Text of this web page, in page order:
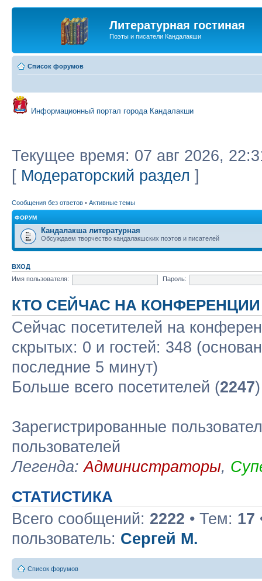
Литературная гостиная
Поэты и писатели Кандалакши
Список форумов
Информационный портал города Кандалакши
Текущее время: 07 авг 2026,
[ Модераторский раздел ]
Сообщения без ответов • Активные темы
ФОРУМ
Кандалакша литературная
Обсуждаем творчество кандалакшских поэтов и писателей
ВХОД
Имя пользователя:
Пароль:
КТО СЕЙЧАС НА КОНФЕРЕНЦИИ
Сейчас посетителей на
скрытых: 0 и гостей: 348
последние 5 минут)
Больше всего посетителей (2247
Зарегистрированные
пользователей
Легенда:Администраторы,
СТАТИСТИКА
Всего сообщений: 2222 • Тем: 17
пользователь: Сергей М.
Список форумов